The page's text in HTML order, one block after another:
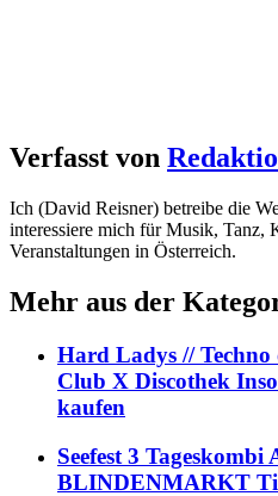
Verfasst von
Ich (David Reisner) betreibe die
interessiere mich für Musik, Tanz,
Veranstaltungen in Österreich.
Mehr aus der
Hard Ladys //
Club X Discothek
kaufen
Seefest 3
BLINDENMARKT